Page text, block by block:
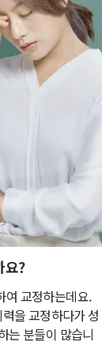
요?
여 교정하는데요.
을 교정하다가 성
는 분들이 많습니